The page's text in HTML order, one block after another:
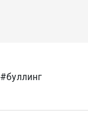
#буллинг